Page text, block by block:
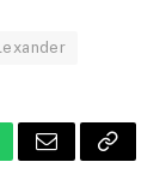
Email Copy